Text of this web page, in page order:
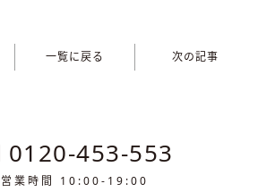
一覧に戻る 次の記事
0120-453-553
営業時間 10:00-19:00